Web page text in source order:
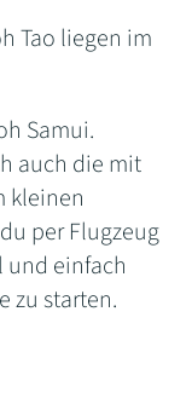
Tao liegen im
Samui.
auch die mit
kleinen
per Flugzeug
und einfach
zu starten.